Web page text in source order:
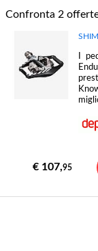
Confronta 2
I
€ 107,95